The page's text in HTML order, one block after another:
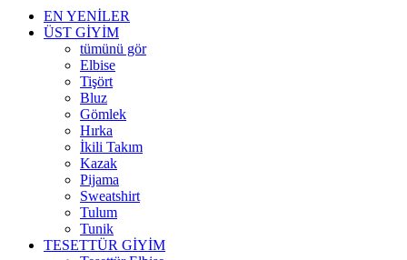
EN YENİLER
ÜST GİYİM
tümünü gör
Elbise
Tişört
Bluz
Gömlek
Hırka
İkili Takım
Kazak
Pijama
Sweatshirt
Tulum
Tunik
TESETTÜR GİYİM